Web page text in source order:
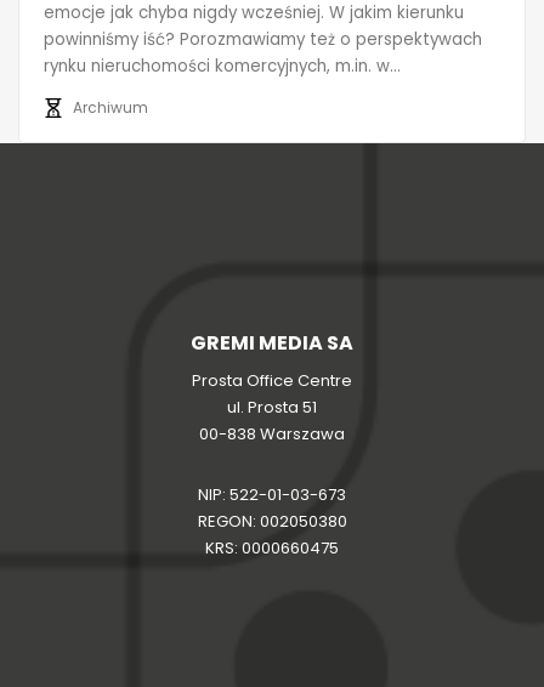
emocje jak chyba nigdy wcześniej. W jakim kierunku
powinniśmy iść? Porozmawiamy też o perspektywach
rynku nieruchomości komercyjnych, m.in. w...
Archiwum
GREMI MEDIA SA
Prosta Office Centre
ul. Prosta 51
00-838 Warszawa
NIP: 522-01-03-673
REGON: 002050380
KRS: 0000660475